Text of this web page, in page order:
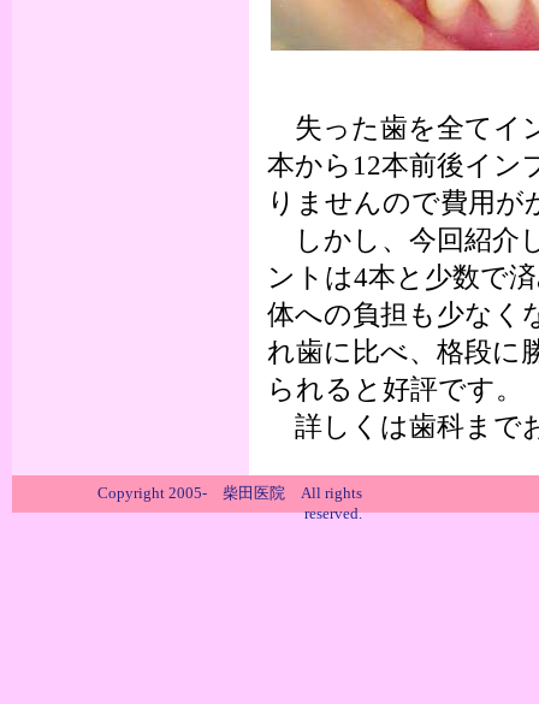
失った歯を全てイ
本から12本前後イン
りませんので費用が
しかし、今回紹介
ントは4本と少数で
体への負担も少なく
れ歯に比べ、格段に
られると好評です。
詳しくは歯科まで
Copyright 2005- 柴田医院 All rights
reserved.